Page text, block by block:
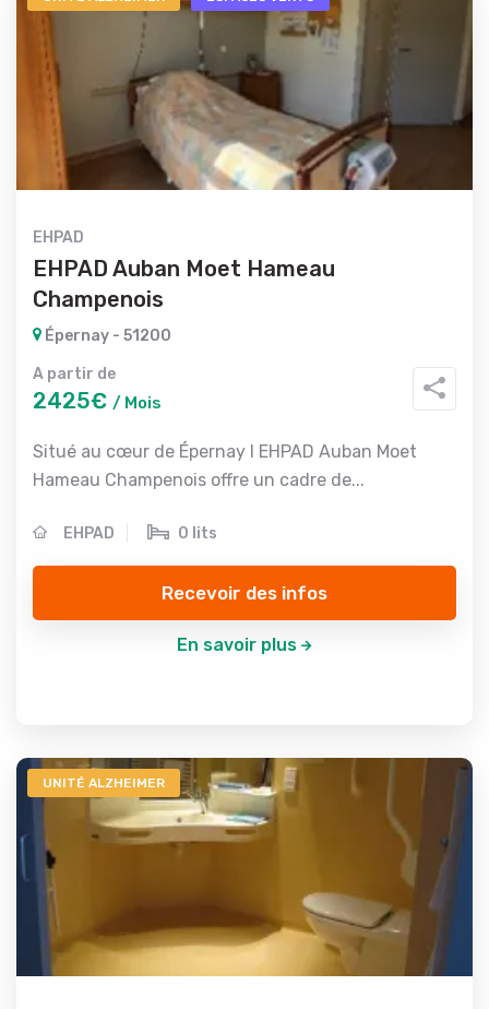
EHPAD
EHPAD Auban Moet Hameau
Champenois
Épernay - 51200
A partir de
2425€ / Mois
Situé au cœur de Épernay l EHPAD Auban Moet
Hameau Champenois offre un cadre de...
EHPAD 0 lits
Recevoir des infos
En savoir plus
UNITÉ ALZHEIMER